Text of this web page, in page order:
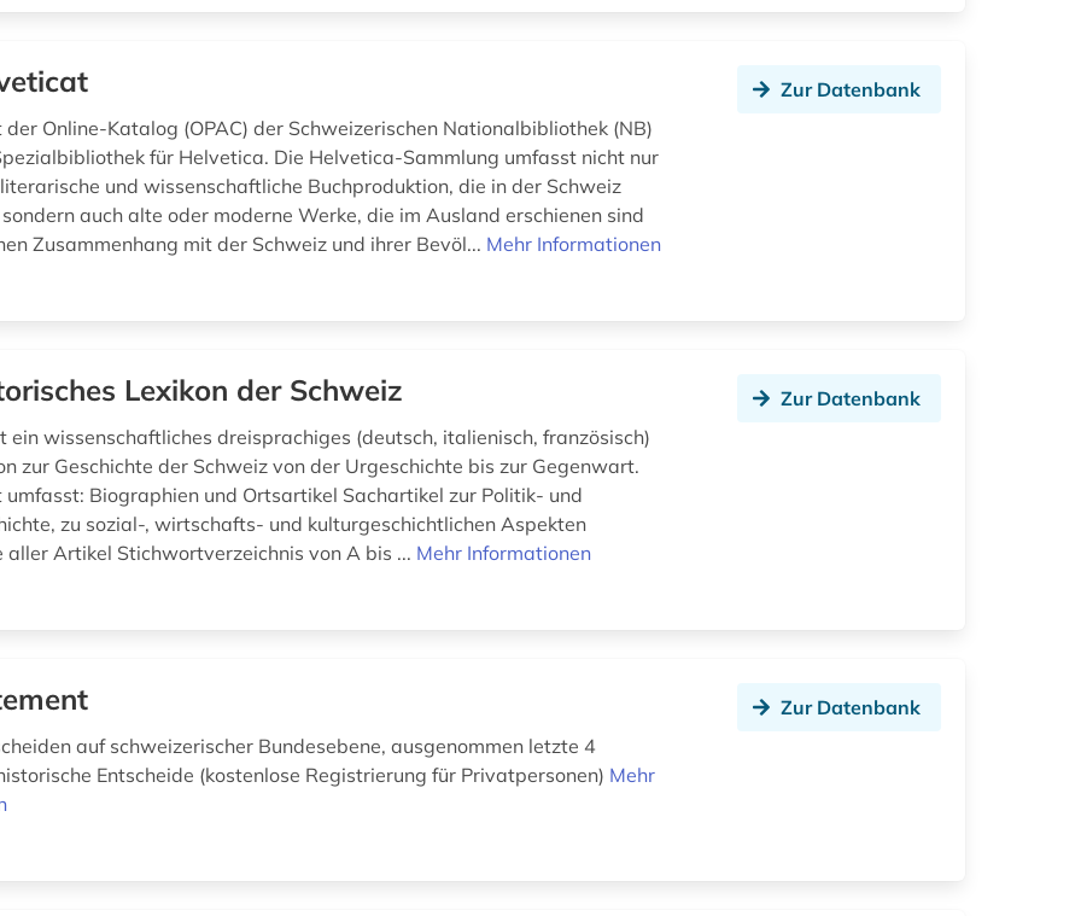
Online-Katalog (OPAC) der Schweizerischen Nationalbibliothek (NB)
für Helvetica. Die Helvetica-Sammlung umfasst nicht nur
und wissenschaftliche Buchproduktion, die in der Schweiz
auch alte oder moderne Werke, die im Ausland erschienen sind
Zusammenhang mit der Schweiz und ihrer Bevöl... Mehr Informationen
Zur Datenbank
Lexikon der Schweiz
ein wissenschaftliches dreisprachiges (deutsch, italienisch, französisch)
zur Geschichte der Schweiz von der Urgeschichte bis zur Gegenwart.
umfasst: Biographien und Ortsartikel Sachartikel zur Politik- und
zu sozial-, wirtschafts- und kulturgeschichtlichen Aspekten
aller Artikel Stichwortverzeichnis von A bis ... Mehr Informationen
Zur Datenbank
auf schweizerischer Bundesebene, ausgenommen letzte 4
Entscheide (kostenlose Registrierung für Privatpersonen) Mehr
Zur Datenbank